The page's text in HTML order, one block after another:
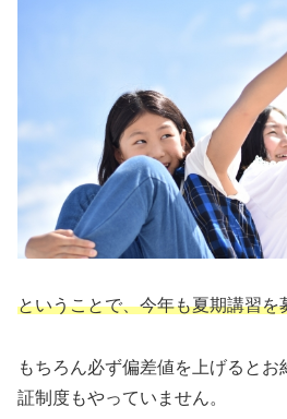
ということで、今年も夏期講習を
もちろん必ず偏差値を上げると
証制度もやっていません。